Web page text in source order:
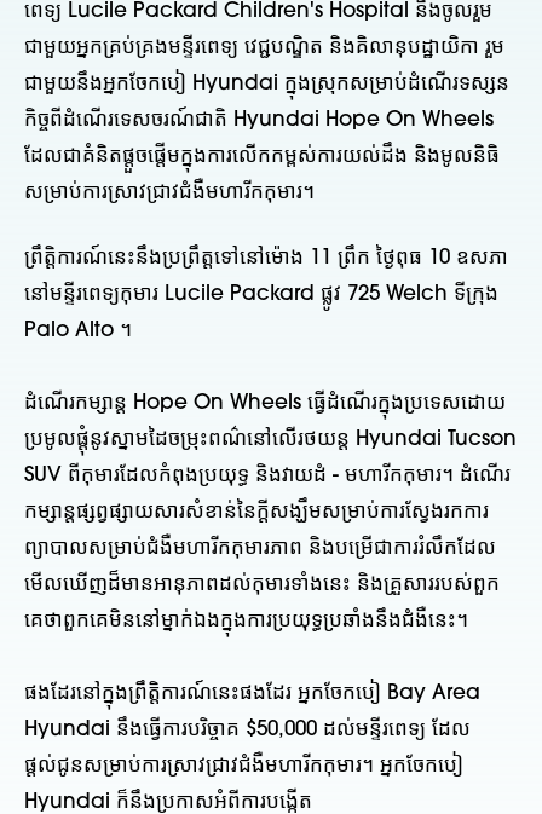
ពេទ្យ Lucile Packard Children's Hospital នឹងចូលរួម
ជាមួយអ្នកគ្រប់គ្រងមន្ទីរពេទ្យ វេជ្ជបណ្ឌិត និងគិលានុបដ្ឋាយិកា រួម
ជាមួយនឹងអ្នកចែកបៀ Hyundai ក្នុងស្រុកសម្រាប់ដំណើរទស្សន
កិច្ចពីដំណើរទេសចរណ៍ជាតិ Hyundai Hope On Wheels
ដែលជាគំនិតផ្តួចផ្តើមក្នុងការលើកកម្ពស់ការយល់ដឹង និងមូលនិធិ
សម្រាប់ការស្រាវជ្រាវជំងឺមហារីកកុមារ។
ព្រឹត្តិការណ៍នេះនឹងប្រព្រឹត្តទៅនៅម៉ោង 11 ព្រឹក ថ្ងៃពុធ 10 ឧសភា
នៅមន្ទីរពេទ្យកុមារ Lucile Packard ផ្លូវ 725 Welch ទីក្រុង
Palo Alto ។
ដំណើរកម្សាន្ត Hope On Wheels ធ្វើដំណើរក្នុងប្រទេសដោយ
ប្រមូលផ្តុំនូវស្នាមដៃចម្រុះពណ៌នៅលើរថយន្ត Hyundai Tucson
SUV ពីកុមារដែលកំពុងប្រយុទ្ធ និងវាយដំ - មហារីកកុមារ។ ដំណើរ
កម្សាន្តផ្សព្វផ្សាយសារសំខាន់នៃក្តីសង្ឃឹមសម្រាប់ការស្វែងរកការ
ព្យាបាលសម្រាប់ជំងឺមហារីកកុមារភាព និងបម្រើជាការរំលឹកដែល
មើលឃើញដ៏មានអានុភាពដល់កុមារទាំងនេះ និងគ្រួសាររបស់ពួក
គេថាពួកគេមិននៅម្នាក់ឯងក្នុងការប្រយុទ្ធប្រឆាំងនឹងជំងឺនេះ។
ផងដែរនៅក្នុងព្រឹត្តិការណ៍នេះផងដែរ អ្នកចែកបៀ Bay Area
Hyundai នឹងធ្វើការបរិច្ចាគ $50,000 ដល់មន្ទីរពេទ្យ ដែល
ផ្តល់ជូនសម្រាប់ការស្រាវជ្រាវជំងឺមហារីកកុមារ។ អ្នកចែកបៀ
Hyundai ក៏នឹងប្រកាសអំពីការបង្កើត